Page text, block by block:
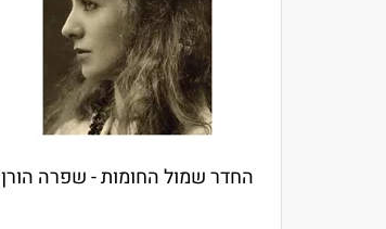
החדר שמול החומות - שפרה הורן